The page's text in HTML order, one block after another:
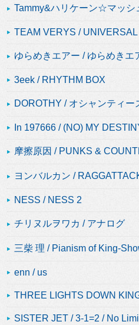
Tammy&ハリケーン☆マッシ
TEAM VERYS /
ゆらめきエアー / ゆらめきエ
3eek / RHYTHM BOX
DOROTHY / オシャンティー
In 197666 / (NO) MY
摩擦原因 / PUNKS &
ヨンバルカン /
NESS / NESS 2
チリヌルヲワカ / アナログ
三柴 理 / Pianism of King-
enn / us
THREE LIGHTS DOWN
SISTER JET / 3-1=2 / No